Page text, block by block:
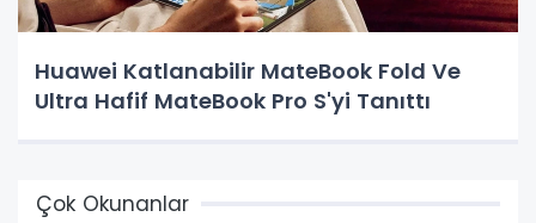
Huawei Katlanabilir MateBook Fold Ve
Ultra Hafif MateBook Pro S'yi Tanıttı
Çok Okunanlar